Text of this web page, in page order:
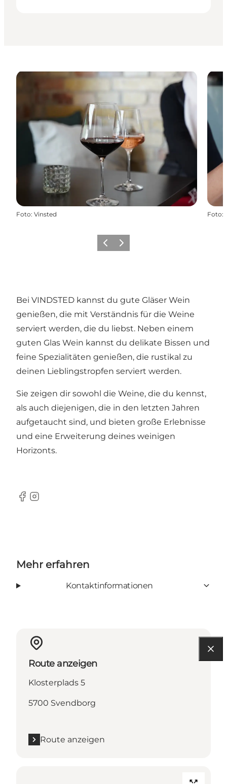
Foto: Vinsted Foto:
ZurückWeiter
Bei VINDSTED kannst du gute Gläser Wein
genießen, die mit Verständnis für die Weine
serviert werden, die du liebst. Neben einem
guten Glas Wein kannst du delikate Bissen und
feine Spezialitäten genießen, die rustikal zu
deinen Lieblingstropfen serviert werden.
Sie zeigen dir sowohl die Weine, die du kennst,
als auch diejenigen, die in den letzten Jahren
aufgetaucht sind, und bieten große Erlebnisse
und eine Erweiterung deines weinigen
Horizonts.
Facebook
Instagram
Mehr erfahren
Kontaktinformationen
Route anzeigen
Klosterplads 5
5700 Svendborg
Route anzeigen